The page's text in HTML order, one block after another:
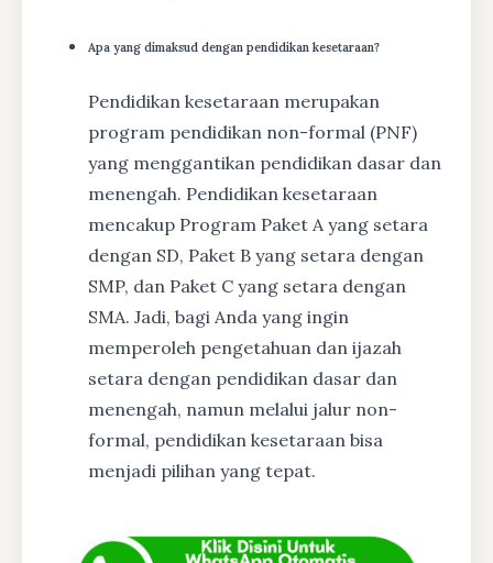
Apa yang dimaksud dengan pendidikan kesetaraan?
Pendidikan kesetaraan merupakan
program pendidikan non-formal (PNF)
yang menggantikan pendidikan dasar dan
menengah. Pendidikan kesetaraan
mencakup Program Paket A yang setara
dengan SD, Paket B yang setara dengan
SMP, dan Paket C yang setara dengan
SMA. Jadi, bagi Anda yang ingin
memperoleh pengetahuan dan ijazah
setara dengan pendidikan dasar dan
menengah, namun melalui jalur non-
formal, pendidikan kesetaraan bisa
menjadi pilihan yang tepat.